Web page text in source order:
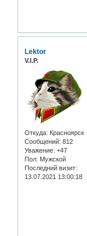
Lektor
V.I.P.
Откуда: Красноярск
Сообщений: 812
Уважение: +47
Пол: Мужской
Последний визит:
13.07.2021 13:00:18